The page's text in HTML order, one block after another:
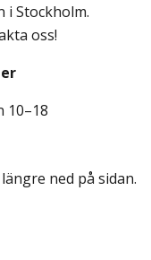
i Stockholm.
oss!
10–18
ned på sidan.